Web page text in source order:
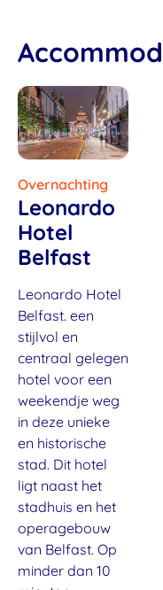
Overnachting
Leonardo
Hotel
Belfast
Leonardo Hotel
Belfast. een
stijlvol en
centraal gelegen
hotel voor een
weekendje weg
in deze unieke
en historische
stad. Dit hotel
ligt naast het
stadhuis en het
operagebouw
van Belfast. Op
minder dan 10